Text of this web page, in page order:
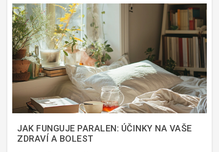
JAK FUNGUJE PARALEN: ÚČINKY NA VAŠE
ZDRAVÍ A BOLEST